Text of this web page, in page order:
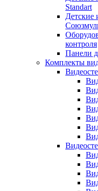
Standart
Детские
контроля
Панели
Комплекты